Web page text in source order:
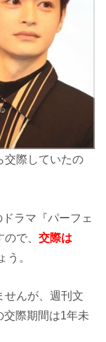
交際していたの
ラマ『パーフェ
ので、交際は
う。
せんが、週刊文
際期間は1年未